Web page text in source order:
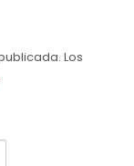
Los